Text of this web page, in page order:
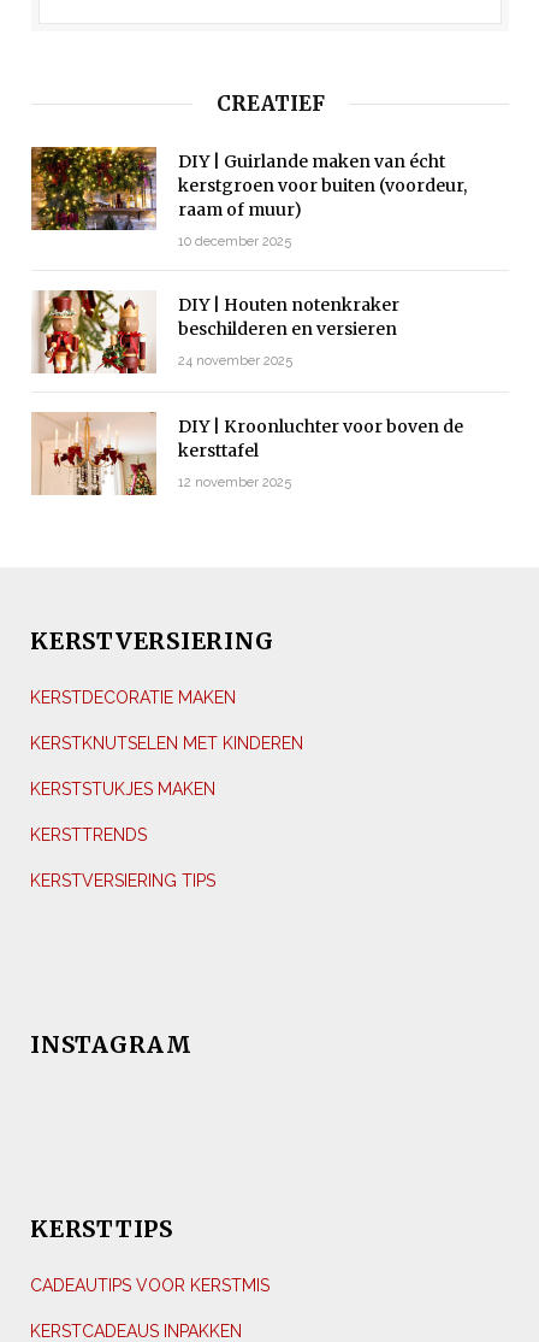
CREATIEF
DIY | Guirlande maken van écht
kerstgroen voor buiten (voordeur,
raam of muur)
10 december 2025
DIY | Houten notenkraker
beschilderen en versieren
24 november 2025
DIY | Kroonluchter voor boven de
kersttafel
12 november 2025
KERSTVERSIERING
KERSTDECORATIE MAKEN
KERSTKNUTSELEN MET KINDEREN
KERSTSTUKJES MAKEN
KERSTTRENDS
KERSTVERSIERING TIPS
INSTAGRAM
KERSTTIPS
CADEAUTIPS VOOR KERSTMIS
KERSTCADEAUS INPAKKEN